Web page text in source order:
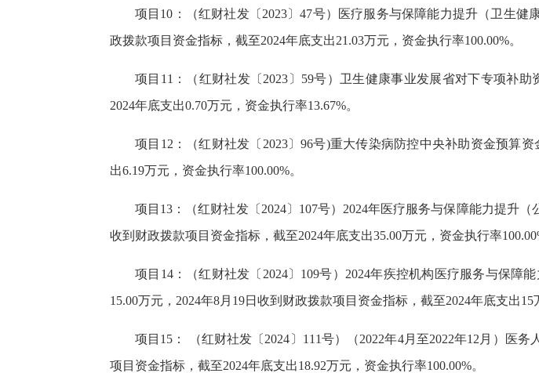
项目10：（红财社发〔2023〕47号）医疗服务与保障能力提升（卫生
政拨款项目资金指标，截至2024年底支出21.03万元，资金执行率100.00%。
项目11：（红财社发〔2023〕59号）卫生健康事业发展省对下专项补
2024年底支出0.70万元，资金执行率13.67%。
项目12：（红财社发〔2023〕96号)重大传染病防控中央补助资金预算
出6.19万元，资金执行率100.00%。
项目13：（红财社发〔2024〕107号）2024年医疗服务与保障能力提升
收到财政拨款项目资金指标，截至2024年底支出35.00万元，资金执行率
项目14：（红财社发〔2024〕109号）2024年疾控机构医疗服务与保
15.00万元，2024年8月19日收到财政拨款项目资金指标，截至2024年底支出15
项目15： （红财社发〔2024〕111号）（2022年4月至2022年12月）医
项目资金指标，截至2024年底支出18.92万元，资金执行率100.00%。